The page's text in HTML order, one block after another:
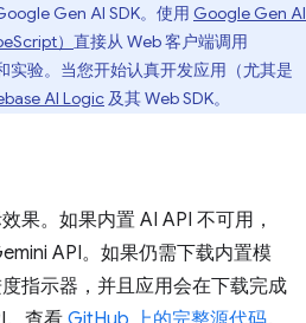
Gen AI SDK。使用 Google Gen AI
） 直接从 Web 客户端调用
实验。当您开始认真开发应用（尤其是
AI Logic 及其 Web SDK。
果。如果内置 AI API 不可用，
API。如果仍需下载内置模
指示器，并且应用会在下载完成